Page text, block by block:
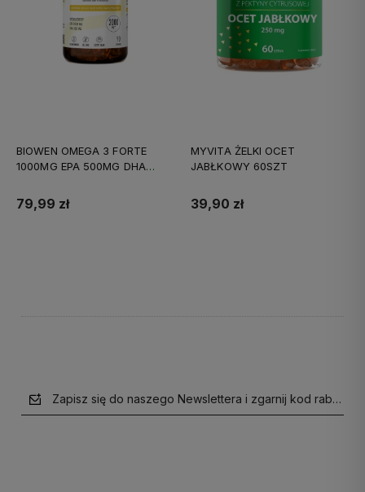
BIOWEN OMEGA 3 FORTE
1000MG EPA 500MG DHA
79,99 zł
MYVITA ŻELKI OCET
JABŁKOWY 60SZT
39,90 zł
Zapisz się do naszego Newslettera i zgarnij kod